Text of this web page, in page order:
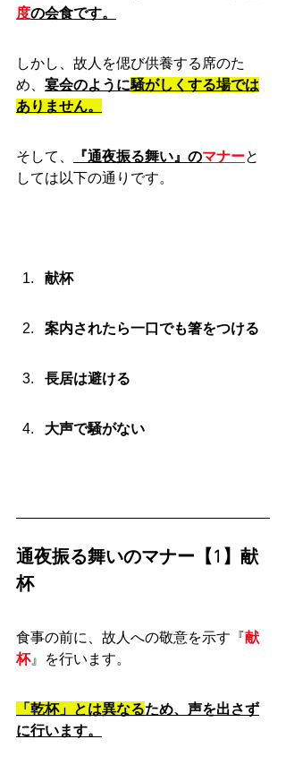
度の会食です。
しかし、故人を偲び供養する席のた
め、 宴会のように騒がしくする場では
ありません。
そして、 『通夜振る舞い』のマナーと
しては以下の通りです。
献杯
案内されたら一口でも箸をつける
長居は避ける
大声で騒がない
通夜振る舞いのマナー【1】献
杯
食事の前に、故人への敬意を示す『献
杯』を行います。
「乾杯」とは異なるため、声を出さず
に行います。